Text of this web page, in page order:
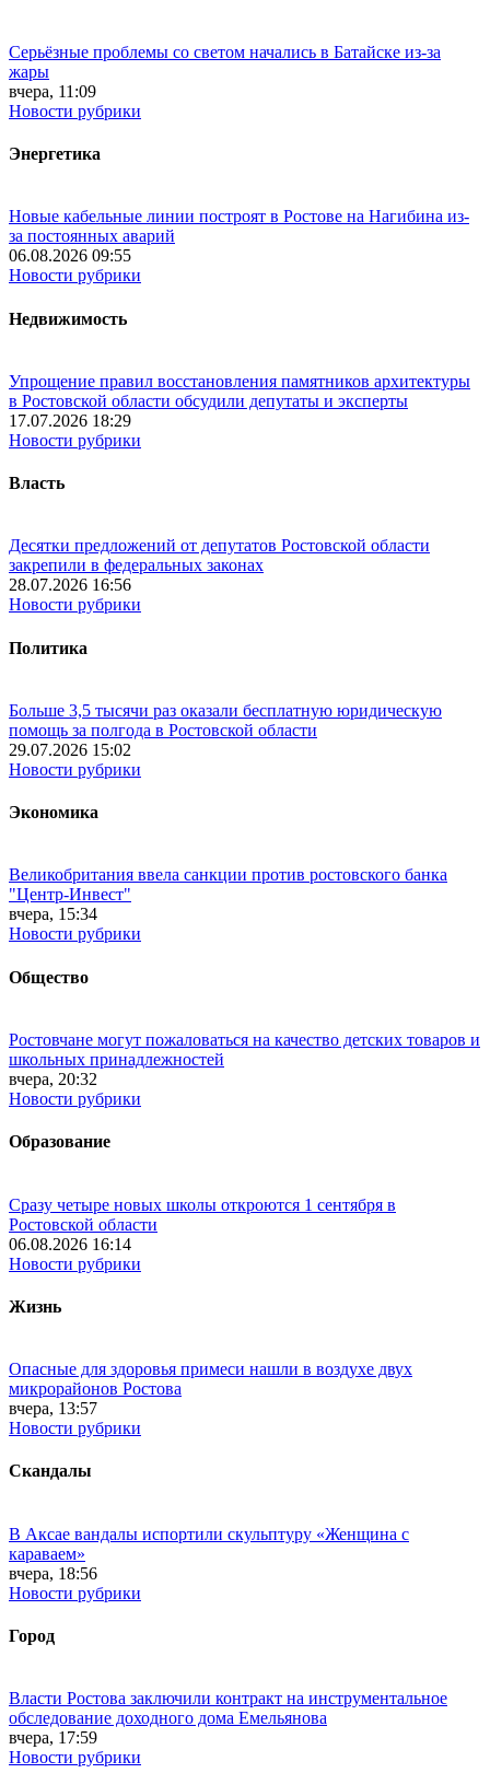
Серьёзные проблемы со светом начались в Батайске из-за
жары
вчера, 11:09
Новости рубрики
Энергетика
Новые кабельные линии построят в Ростове на Нагибина из-
за постоянных аварий
06.08.2026 09:55
Новости рубрики
Недвижимость
Упрощение правил восстановления памятников архитектуры
в Ростовской области обсудили депутаты и эксперты
17.07.2026 18:29
Новости рубрики
Власть
Десятки предложений от депутатов Ростовской области
закрепили в федеральных законах
28.07.2026 16:56
Новости рубрики
Политика
Больше 3,5 тысячи раз оказали бесплатную юридическую
помощь за полгода в Ростовской области
29.07.2026 15:02
Новости рубрики
Экономика
Великобритания ввела санкции против ростовского банка
"Центр-Инвест"
вчера, 15:34
Новости рубрики
Общество
Ростовчане могут пожаловаться на качество детских товаров и
школьных принадлежностей
вчера, 20:32
Новости рубрики
Образование
Сразу четыре новых школы откроются 1 сентября в
Ростовской области
06.08.2026 16:14
Новости рубрики
Жизнь
Опасные для здоровья примеси нашли в воздухе двух
микрорайонов Ростова
вчера, 13:57
Новости рубрики
Скандалы
В Аксае вандалы испортили скульптуру «Женщина с
караваем»
вчера, 18:56
Новости рубрики
Город
Власти Ростова заключили контракт на инструментальное
обследование доходного дома Емельянова
вчера, 17:59
Новости рубрики